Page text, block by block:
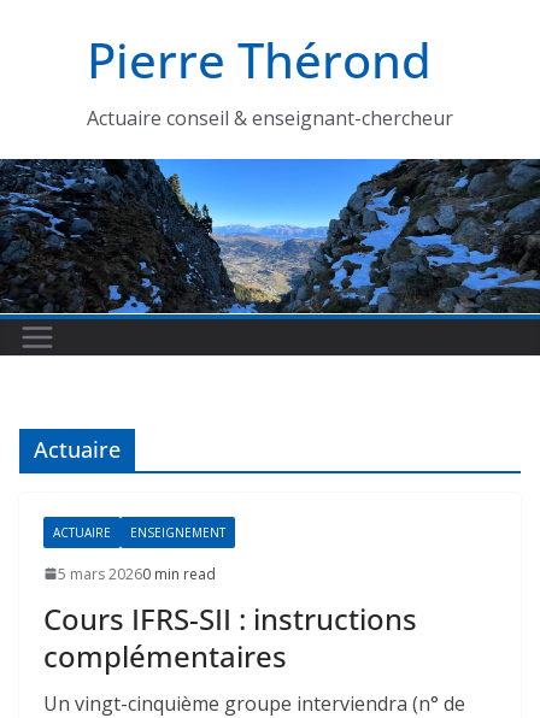
Pierre Thérond
Actuaire conseil & enseignant-chercheur
Actuaire
ACTUAIRE ENSEIGNEMENT
5 mars 20260 min read
Cours IFRS-SII : instructions
complémentaires
Un vingt-cinquième groupe interviendra (n° de